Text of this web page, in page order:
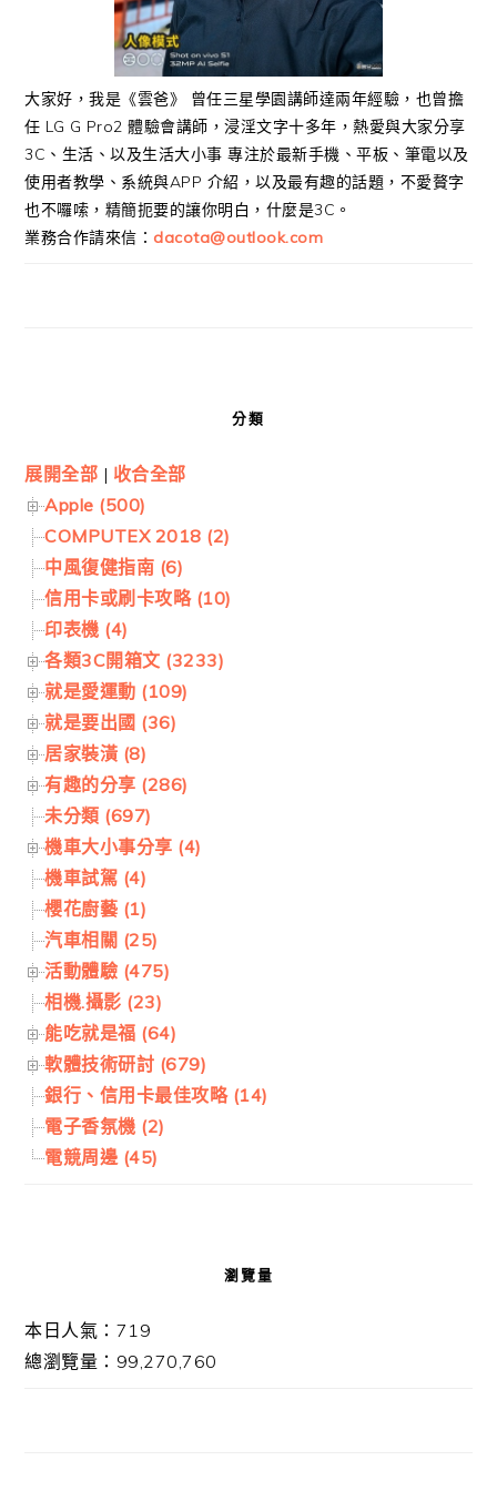
大家好，我是《雲爸》 曾任三星學園講師達兩年經驗，也曾擔
任 LG G Pro2 體驗會講師，浸淫文字十多年，熱愛與大家分享
3C、生活、以及生活大小事 專注於最新手機、平板、筆電以及
使用者教學、系統與APP 介紹，以及最有趣的話題，不愛贅字
也不囉嗦，精簡扼要的讓你明白，什麼是3C。
業務合作請來信： dacota@outlook.com
分類
展開全部 | 收合全部
Apple (500)
COMPUTEX 2018 (2)
中風復健指南 (6)
信用卡或刷卡攻略 (10)
印表機 (4)
各類3C開箱文 (3233)
就是愛運動 (109)
就是要出國 (36)
居家裝潢 (8)
有趣的分享 (286)
未分類 (697)
機車大小事分享 (4)
機車試駕 (4)
櫻花廚藝 (1)
汽車相關 (25)
活動體驗 (475)
相機.攝影 (23)
能吃就是福 (64)
軟體技術研討 (679)
銀行、信用卡最佳攻略 (14)
電子香氛機 (2)
電競周邊 (45)
瀏覽量
本日人氣：719
總瀏覽量：99,270,760